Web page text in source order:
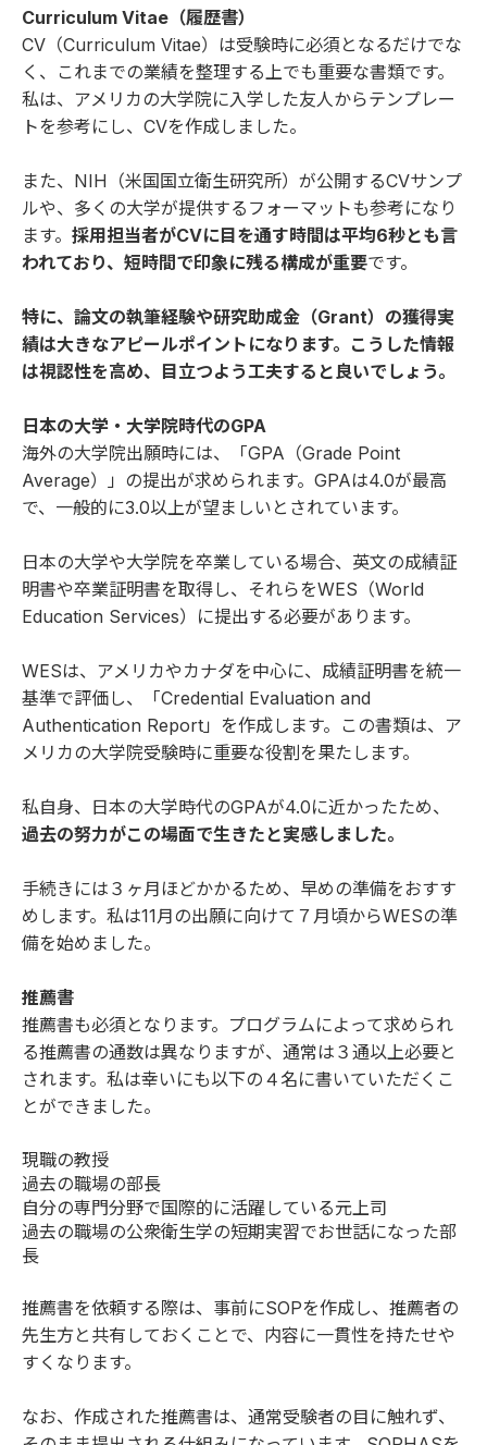
Curriculum Vitae（履歴書）
CV（Curriculum Vitae）は受験時に必須となるだけでな
く、これまでの業績を整理する上でも重要な書類です。
私は、アメリカの大学院に入学した友人からテンプレー
トを参考にし、CVを作成しました。
また、NIH（米国国立衛生研究所）が公開するCVサンプ
ルや、多くの大学が提供するフォーマットも参考になり
ます。 採用担当者がCVに目を通す時間は平均6秒とも言
われており、短時間で印象に残る構成が重要です。
特に、論文の執筆経験や研究助成金（Grant）の獲得実
績は大きなアピールポイントになります。こうした情報
は視認性を高め、目立つよう工夫すると良いでしょう。
日本の大学・大学院時代のGPA
海外の大学院出願時には、「GPA（Grade Point
Average）」の提出が求められます。GPAは4.0が最高
で、一般的に3.0以上が望ましいとされています。
日本の大学や大学院を卒業している場合、英文の成績証
明書や卒業証明書を取得し、それらをWES（World
Education Services） に提出する必要があります。
WESは、アメリカやカナダを中心に、成績証明書を統一
基準で評価し、「Credential Evaluation and
Authentication Report」を作成します。この書類は、ア
メリカの大学院受験時に重要な役割を果たします。
私自身、日本の大学時代のGPAが4.0に近かったため、
過去の努力がこの場面で生きたと実感しました。
手続きには３ヶ月ほどかかるため、早めの準備をおすす
めします。私は11月の出願に向けて７月頃からWESの準
備を始めました。
推薦書
推薦書も必須となります。プログラムによって求められ
る推薦書の通数は異なりますが、通常は３通以上必要と
されます。私は幸いにも以下の４名に書いていただくこ
とができました。
現職の教授
過去の職場の部長
自分の専門分野で国際的に活躍している元上司
過去の職場の公衆衛生学の短期実習でお世話になった部
長
推薦書を依頼する際は、事前にSOPを作成し、推薦者の
先生方と共有しておくことで、内容に一貫性を持たせや
すくなります。
なお、作成された推薦書は、通常受験者の目に触れず、